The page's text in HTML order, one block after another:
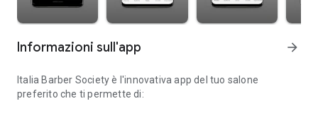
Informazioni sull'app arrow_forward
Italia Barber Society è l'innovativa app del tuo salone
preferito che ti permette di: